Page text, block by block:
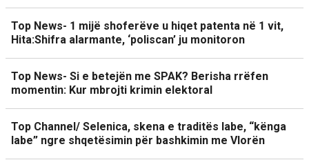
Top News- 1 mijë shoferëve u hiqet patenta në 1 vit,
Hita:Shifra alarmante, ‘poliscan’ ju monitoron
Top News- Si e betejën me SPAK? Berisha rrëfen
momentin: Kur mbrojti krimin elektoral
Top Channel/ Selenica, skena e traditës labe, “kënga
labe” ngre shqetësimin për bashkimin me Vlorën